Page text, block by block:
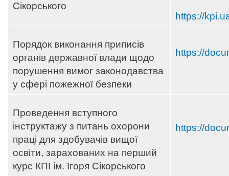
Сікорського
https://
Порядок виконання приписів
органів державної влади щодо
порушення вимог законодавства
у сфері пожежної безпеки
https://
Проведення вступного
інструктажу з питань охорони
праці для здобувачів вищої
освіти, зарахованих на перший
курс КПІ ім. Ігоря Сікорського
https://